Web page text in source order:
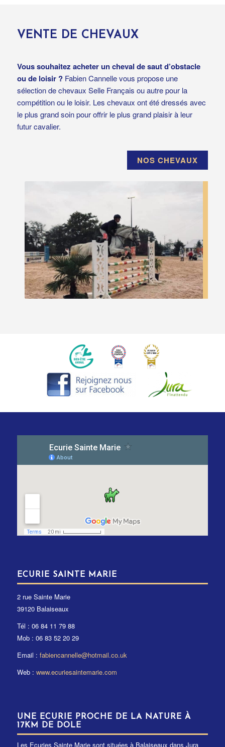
VENTE DE CHEVAUX
Vous souhaitez acheter un cheval de saut d’obstacle
ou de loisir ? Fabien Cannelle vous propose une
sélection de chevaux Selle Français ou autre pour la
compétition ou le loisir. Les chevaux ont été dressés avec
le plus grand soin pour offrir le plus grand plaisir à leur
futur cavalier.
NOS CHEVAUX
ECURIE SAINTE MARIE
2 rue Sainte Marie
39120 Balaiseaux
Tél : 06 84 11 79 88
Mob : 06 83 52 20 29
Email : fabiencannelle@hotmail.co.uk
Web : www.ecuriesaintemarie.com
UNE ECURIE PROCHE DE LA NATURE À
17KM DE DOLE
Les Ecuries Sainte Marie sont situées à Balaiseaux dans Jura